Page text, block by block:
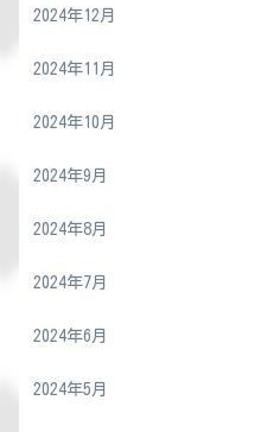
2024年12月
2024年11月
2024年10月
2024年9月
2024年8月
2024年7月
2024年6月
2024年5月